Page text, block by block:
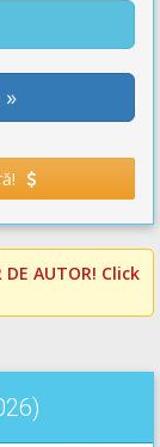
DE AUTOR! Click